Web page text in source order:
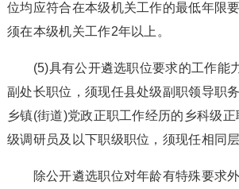
位均应符合在本级机关工作的最低年限
须在本级机关工作2年以上。
(5)具有公开遴选职位要求的工作能
副处长职位，须现任县处级副职领导职
乡镇(街道)党政正职工作经历的乡科级
级调研员及以下职级职位，须现任相同
除公开遴选职位对年龄有特殊要求外